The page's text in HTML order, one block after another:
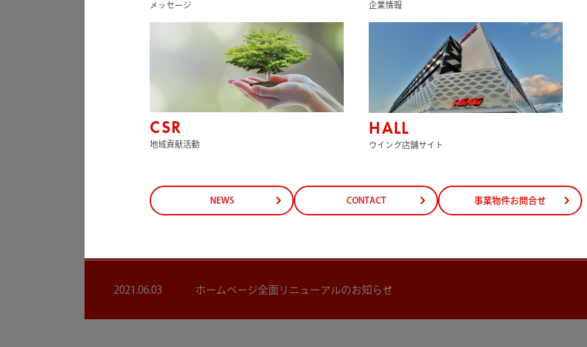
メッセージ 企業情報
CSR
地域貢献活動
HALL
ウイング店舗サイト
NEWS CONTACT 事業物件お問合せ
お菓子等食料品をフリースクールへ寄贈
2022.01.19 四日市市社会福祉協議会様を通じて地域の施設に寄付
2021.06.03 ホームページ全面リニューアルのお知らせ